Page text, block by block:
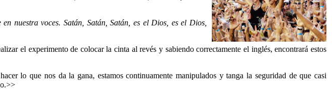
en nuestra voces. Satán, Satán, Satán, es el Dios, es el Dios,
el experimento de colocar la cinta al revés y sabiendo correctamente el inglés, encontrará estos
lo que nos da la gana, estamos continuamente manipulados y tanga la seguridad de que casi